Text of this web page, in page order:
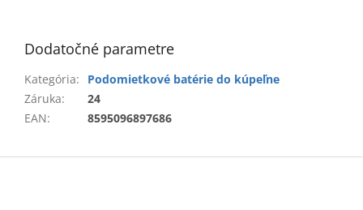
Dodatočné parametre
Kategória:
Podomietkové batérie do kúpeľne
Záruka:
24
EAN: 8595096897686
Z